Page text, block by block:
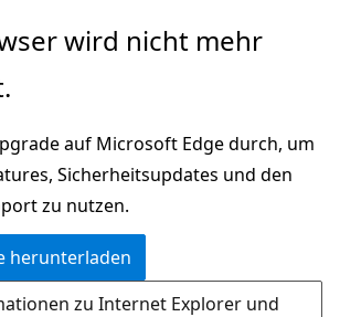
wird nicht mehr
auf Microsoft Edge durch, um
Sicherheitsupdates und den
zu nutzen.
herunterladen
zu Internet Explorer und